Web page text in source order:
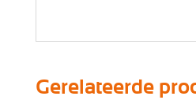
Gerelateerde